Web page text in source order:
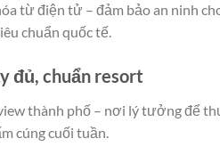
từ điện tử – đảm bảo an ninh
chuẩn quốc tế.
đủ, chuẩn resort
thành phố – nơi lý tưởng để
cúng cuối tuần.